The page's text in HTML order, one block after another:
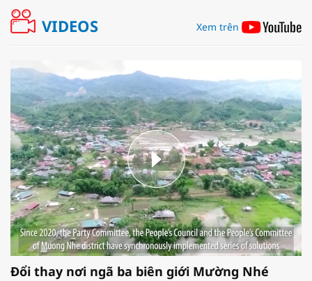
VIDEOS Xem trên
Đổi thay nơi ngã ba biên giới Mường Nhé